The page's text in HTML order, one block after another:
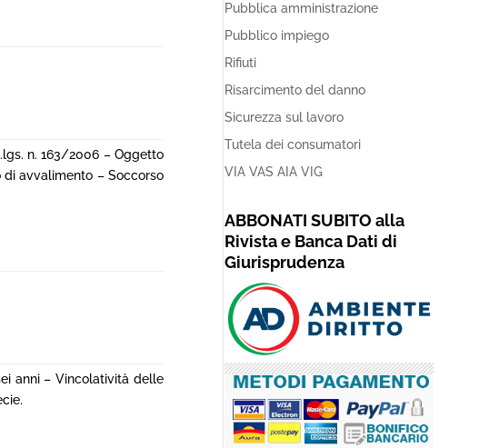
n. 163/2006 – Oggetto
di avvalimento – Soccorso
anni – Vincolatività delle
Pubblica amministrazione
Pubblico impiego
Rifiuti
Risarcimento del danno
Sicurezza sul lavoro
Tutela dei consumatori
VIA VAS AIA VIG
ABBONATI SUBITO alla
Rivista e Banca Dati di
Giurisprudenza